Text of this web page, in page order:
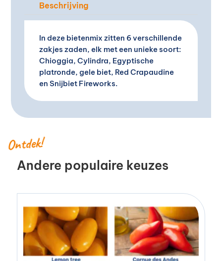
Beschrijving
In deze bietenmix zitten 6 verschillende
zakjes zaden, elk met een unieke soort:
Chioggia, Cylindra, Egyptische
platronde, gele biet, Red Crapaudine
en Snijbiet Fireworks.
Ontdek!
Andere populaire keuzes